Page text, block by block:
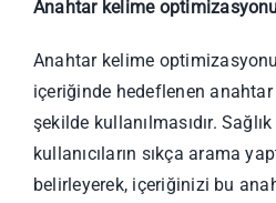
Anahtar kelime
Anahtar kelime
içeriğinde hedeflenen
şekilde kullanılmasıdır.
kullanıcıların sıkça arama
belirleyerek, içeriğinizi bu